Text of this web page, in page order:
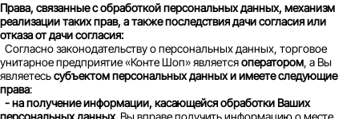
Права, связанные с обработкой персональных данных, механизм
реализации таких прав, а также последствия дачи согласия или
отказа от дачи согласия:
Согласно законодательству о персональных данных, торговое
унитарное предприятие «Конте Шоп» являетсяоператором, а Вы
являетесьсубъектом персональных данных и имеете следующие
права:
- на получение информации, касающейся обработки Ваших
персональных данных.Вы вправе получить информацию о месте